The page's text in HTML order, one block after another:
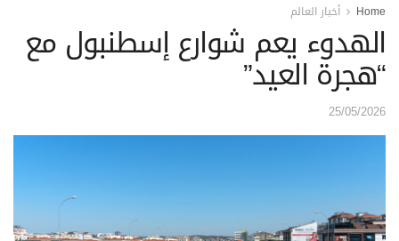
Home أخبار العالم
الهدوء يعم شوارع إسطنبول مع
“هجرة العيد”
25/05/2026